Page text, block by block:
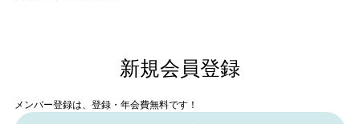
新規会員登録
メンバー登録は、登録・年会費無料です！